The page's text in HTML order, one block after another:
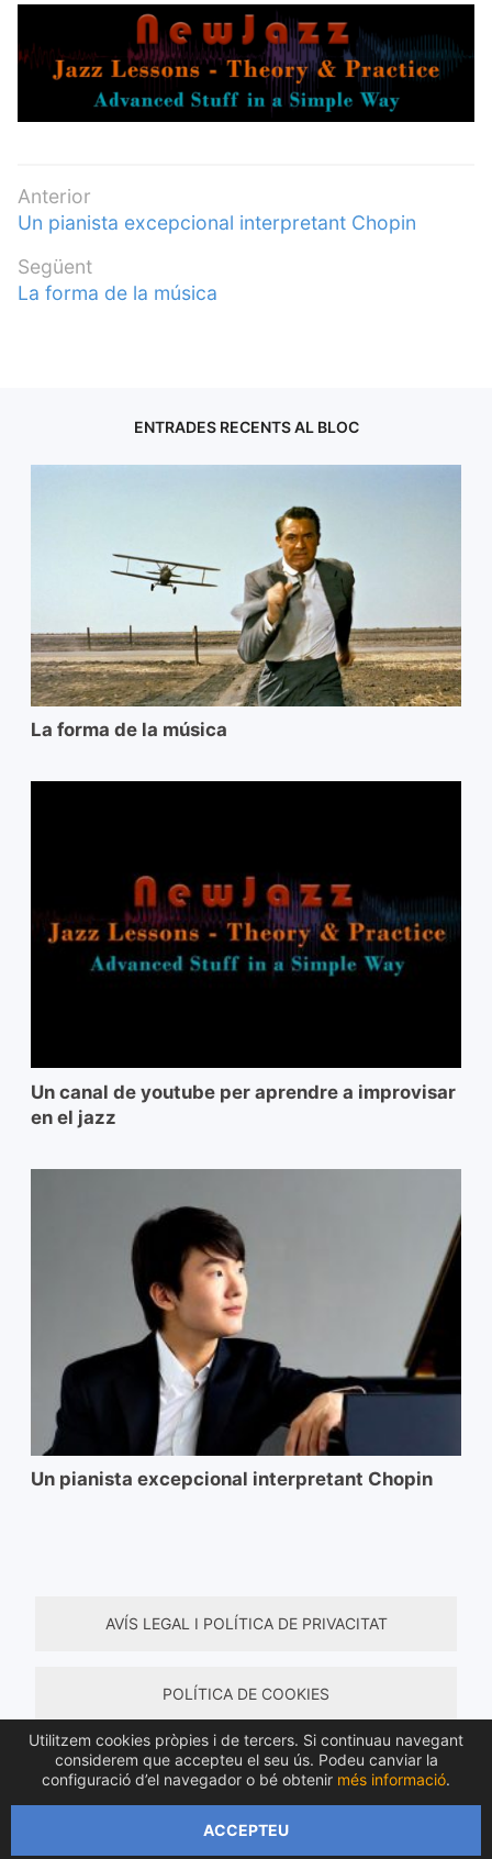
Navegació
d'entrades
Anterior
Entrada
Un pianista excepcional interpretant Chopin
Següent
Entrada
La forma de la música
ENTRADES RECENTS AL BLOC
La forma de la música
Un canal de youtube per aprendre a improvisar
en el jazz
Un pianista excepcional interpretant Chopin
Utilitzem cookies pròpies i de tercers. Si continuau navegant
considerem que accepteu el seu ús. Podeu canviar la
configuració d’el navegador o bé obtenir més informació.
ACCEPTEU
AVÍS LEGAL I POLÍTICA DE PRIVACITAT
POLÍTICA DE COOKIES
TERMES I CONDICIONS DE COMPRA
Tots els drets reservats © 2026 Material de música